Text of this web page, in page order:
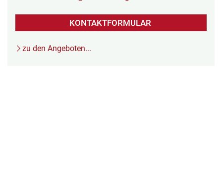
KONTAKTFORMULAR
zu den Angeboten...